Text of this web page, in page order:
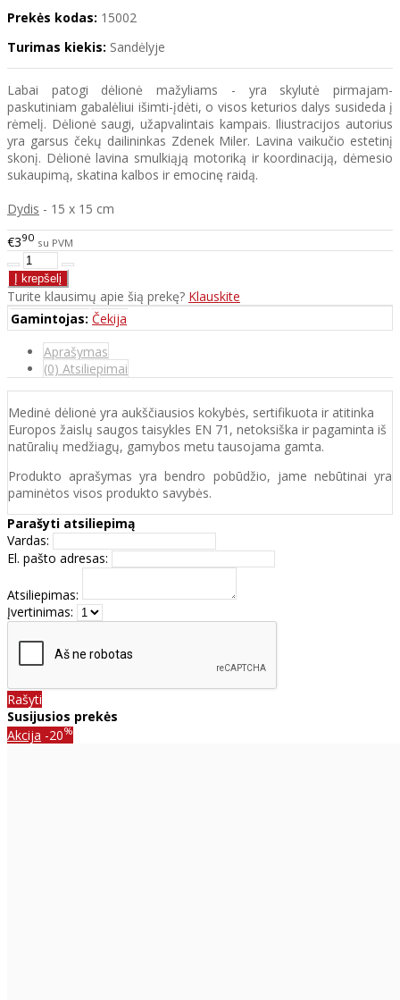
Prekės kodas: 15002
Turimas kiekis: Sandėlyje
Labai patogi dėlionė mažyliams - yra skylutė pirmajam-
paskutiniam gabalėliui išimti-įdėti, o visos keturios dalys susideda į
rėmelį. Dėlionė saugi, užapvalintais kampais. Iliustracijos autorius
yra garsus čekų dailininkas Zdenek Miler. Lavina vaikučio estetinį
skonį. Dėlionė lavina smulkiąją motoriką ir koordinaciją, dėmesio
sukaupimą, skatina kalbos ir emocinę raidą.
Dydis - 15 x 15 cm
€390 su PVM
Turite klausimų apie šią prekę? Klauskite
Gamintojas: Čekija
Aprašymas
(0) Atsiliepimai
Medinė dėlionė yra aukščiausios kokybės, sertifikuota ir atitinka
Europos žaislų saugos taisykles EN 71, netoksiška ir pagaminta iš
natūralių medžiagų, gamybos metu tausojama gamta.
Produkto aprašymas yra bendro pobūdžio, jame nebūtinai yra
paminėtos visos produkto savybės.
Parašyti atsiliepimą
Vardas:
El. pašto adresas:
Atsiliepimas:
Įvertinimas:
Rašyti
Susijusios prekės
Akcija -20%